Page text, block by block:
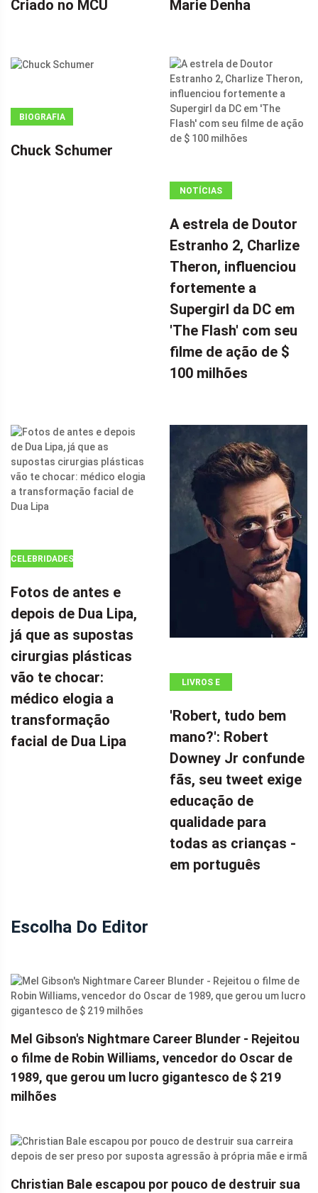
Criado no MCU Marie Denha
BIOGRAFIA
Chuck Schumer
NOTÍCIAS
(ADSBYGOOGLE
=
WINDOW.ADSBYGOOGLE
|| []).PUSH({});
A ESTRELA DE
DOUTOR
ESTRANHO 2,
CHARLIZE
THERON,
DA DC EM 'THE
FLASH' COM
SEU FILME DE
AÇÃO DE $ 100
MILHÕES POR
A estrela de Doutor
Estranho 2, Charlize
Theron, influenciou
fortemente a
Supergirl da DC em
'The Flash' com seu
filme de ação de $
100 milhões
CELEBRIDADES
Fotos de antes e
depois de Dua Lipa,
já que as supostas
cirurgias plásticas
vão te chocar:
médico elogia a
transformação
facial de Dua Lipa
LIVROS E
'Robert, tudo bem
mano?': Robert
Downey Jr confunde
fãs, seu tweet exige
educação de
qualidade para
todas as crianças -
em português
Escolha Do Editor
Mel Gibson's Nightmare Career Blunder - Rejeitou
o filme de Robin Williams, vencedor do Oscar de
1989, que gerou um lucro gigantesco de $ 219
milhões
Christian Bale escapou por pouco de destruir sua